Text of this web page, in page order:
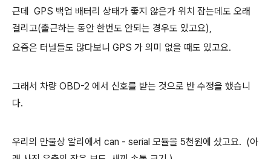
근데 GPS 백업 배터리 상태가 좋지 않은가 위치 잡는데도 오래
걸리고(출근하는 동안 한번도 안되는 경우도 있고요),
요즘은 터널들도 많다보니 GPS 가 의미 없을 때도 있고요.
그래서 차량 OBD-2 에서 신호를 받는 것으로 반 수정을 했습니
다.
우리의 만물상 알리에서 can - serial 모듈을 5천원에 샀고요. (아